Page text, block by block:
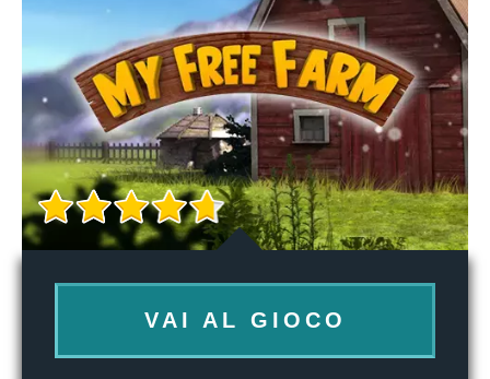
GIOCHI DA SCARICARE
APP
ALTRE PIATTAFORME
VAI AL GIOCO